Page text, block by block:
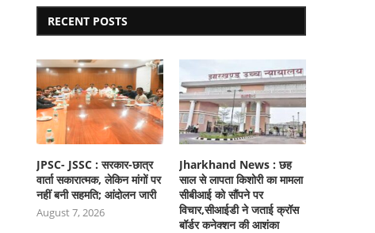
RECENT POSTS
JPSC- JSSC : सरकार-छात्र
वार्ता सकारात्मक, लेकिन मांगों पर
नहीं बनी सहमति; आंदोलन जारी
August 7, 2026
Jharkhand News : छह
साल से लापता किशोरी का मामला
सीबीआई को सौंपने पर
विचार,सीआईडी ने जताई क्रॉस
बॉर्डर कनेक्शन की आशंका